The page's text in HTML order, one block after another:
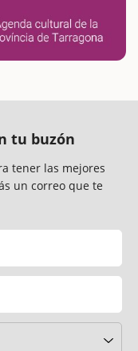
tu buzón
tener las mejores
un correo que te